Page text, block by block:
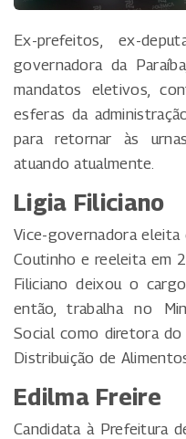
Ex-prefeitos, ex-
governadora da
mandatos eletivos,
esferas da
para retornar às
atuando atualmente.
Ligia Filiciano
Vice-governadora
Coutinho e reeleita em
Filiciano deixou o
então, trabalha no
Social como diretora
Distribuição de
Edilma Freire
Candidata à Prefeitura